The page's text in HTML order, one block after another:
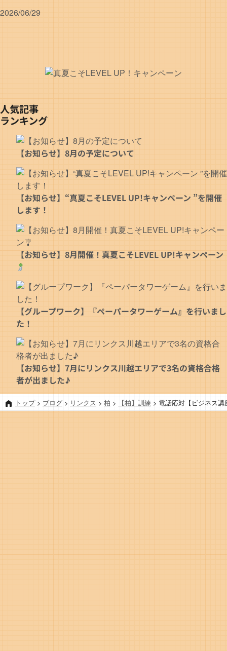
トップ> ブログ > リンクス > 柏 > 【柏】訓練 > 電話応対【ビジネス講
2026/06/29
人気記事
ランキング
【お知らせ】8月の予定について
【お知らせ】“真夏こそLEVEL UP!キャンペーン ”を開催
します！
【お知らせ】8月開催！真夏こそLEVEL UP!キャンペーン
【グループワーク】『ペーパータワーゲーム』を行いまし
た！
【お知らせ】7月にリンクス川越エリアで3名の資格合格
者が出ました♪